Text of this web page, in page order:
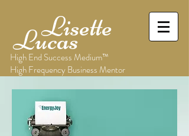
Lisette
Lucas
High End Success Medium™
High Frequency Business Mentor